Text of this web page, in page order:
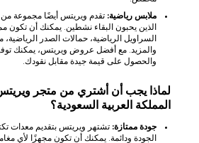
ملابس رياضية: تقدم ويريتس أيضًا مجموعة من
الذين يحبون البقاء نشطين. يمكنك أن تكون
السراويل الرياضية، حمالات الصدر
والمزيد. مع أفضل عروض ويريتس، يمكنك
والحصول على قيمة جيدة مقابل نقودك.
لماذا يجب أن أشتري من متجر
المملكة العربية السعودية؟
جودة ممتازة: تشتهر ويريتس بتقديم معدات
الجودة ودائمة. يمكنك أن تكون مجهزًا لأي